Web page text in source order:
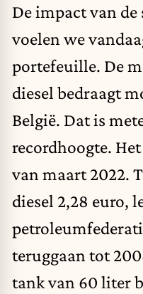
De impact van
voelen we
portefeuille. De
diesel bedraagt
België. Dat is
recordhoogte.
van maart 2022.
diesel 2,28 euro,
teruggaan tot
tank van 60 liter